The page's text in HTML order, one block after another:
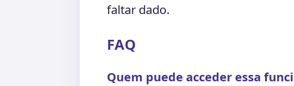
faltar dado.
FAQ
Quem puede acceder essa